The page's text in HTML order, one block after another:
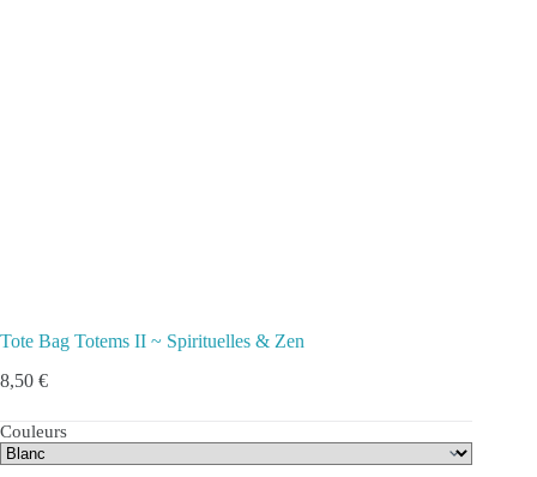
Tote Bag Totems II ~ Spirituelles & Zen
8,50 €
Couleurs